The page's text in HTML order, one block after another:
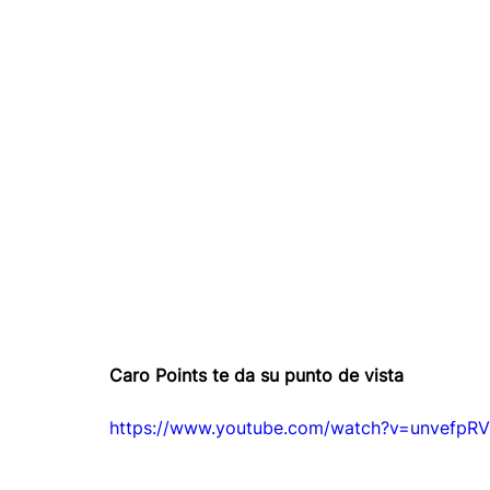
Caro Points te da su punto de vista
https://www.youtube.com/